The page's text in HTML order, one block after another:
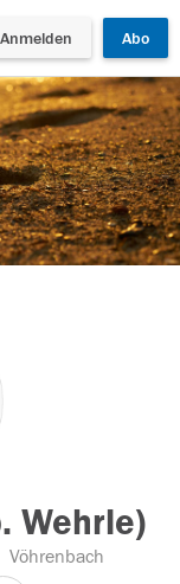
Anmelden Abo
Wehrle)
Vöhrenbach